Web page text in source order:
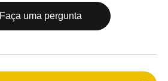
Faça uma pergunta